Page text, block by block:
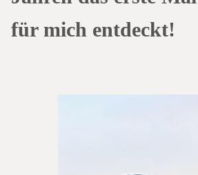
für mich entdeckt!